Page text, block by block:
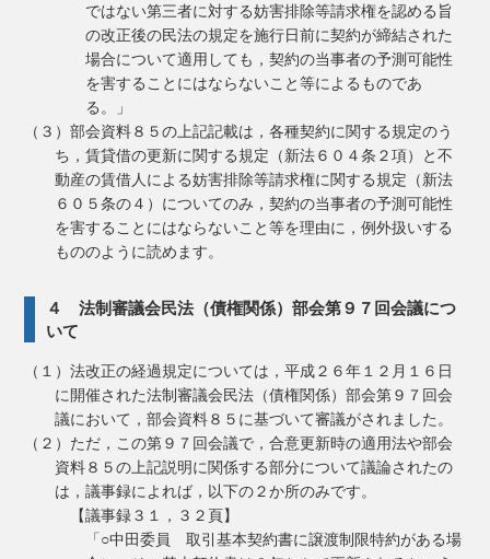
ではない第三者に対する妨害排除等請求権を認める旨
の改正後の民法の規定を施行日前に契約が締結された
場合について適用しても，契約の当事者の予測可能性
を害することにはならないこと等によるものであ
る。」
（３）部会資料８５の上記記載は，各種契約に関する規定のう
ち，賃貸借の更新に関する規定（新法６０４条２項）と不
動産の賃借人による妨害排除等請求権に関する規定（新法
６０５条の４）についてのみ，契約の当事者の予測可能性
を害することにはならないこと等を理由に，例外扱いする
もののように読めます。
４ 法制審議会民法（債権関係）部会第９７回会議につ
いて
（１）法改正の経過規定については，平成２６年１２月１６日
に開催された法制審議会民法（債権関係）部会第９７回会
議において，部会資料８５に基づいて審議がされました。
（２）ただ，この第９７回会議で，合意更新時の適用法や部会
資料８５の上記説明に関係する部分について議論されたの
は，議事録によれば，以下の２か所のみです。
【議事録３１，３２頁】
「○中田委員 取引基本契約書に譲渡制限特約がある場